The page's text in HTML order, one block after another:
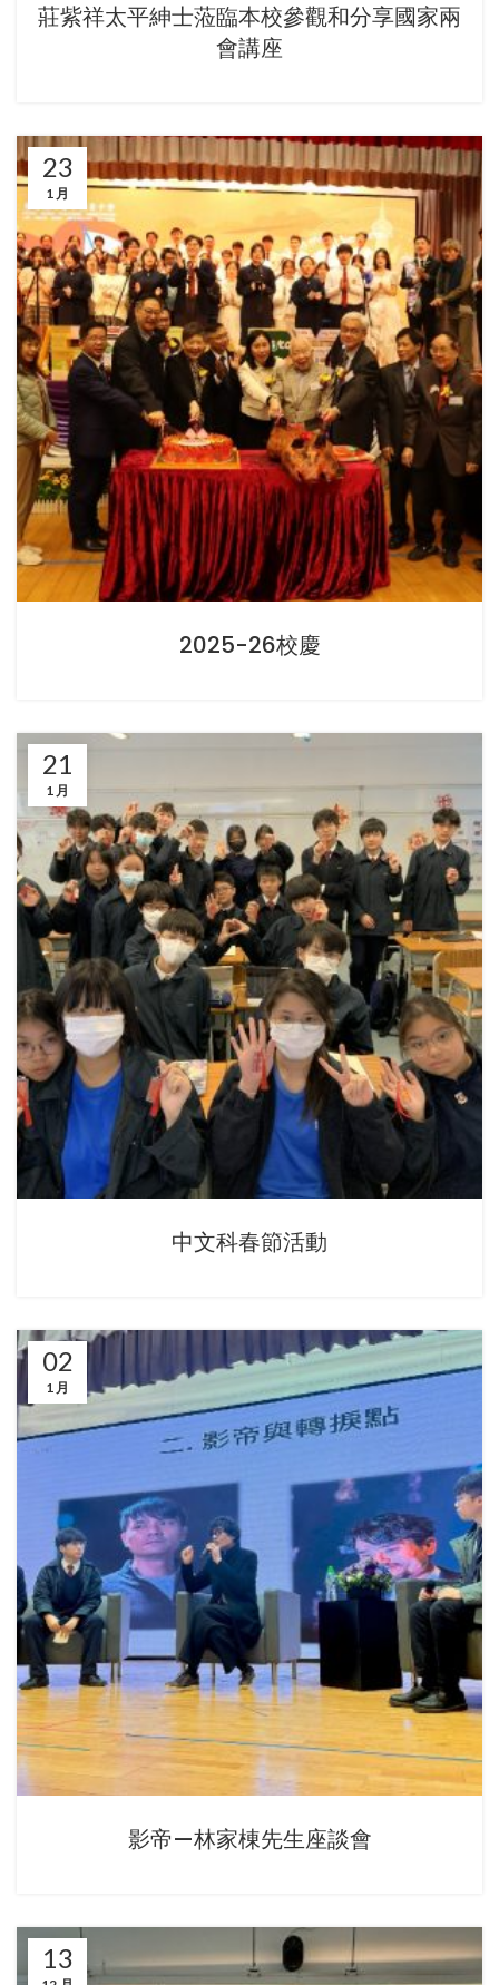
莊紫祥太平紳士蒞臨本校參觀和分享國家兩
會講座
23
1 月
2025-26校慶
21
1 月
中文科春節活動
02
1 月
影帝—林家棟先生座談會
13